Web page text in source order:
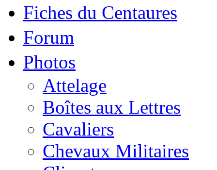
Fiches du Centaures
Forum
Photos
Attelage
Boîtes aux Lettres
Cavaliers
Chevaux Militaires